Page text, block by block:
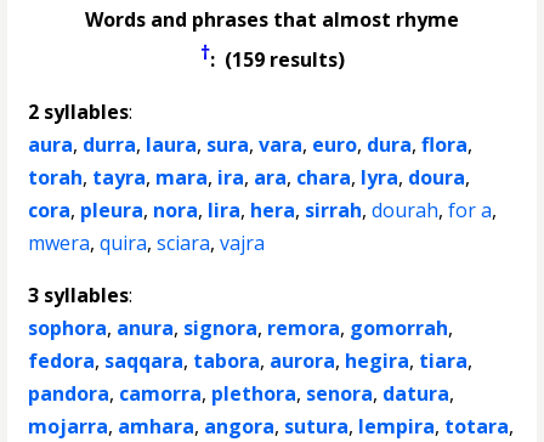
Words and phrases that almost rhyme
†: (159 results)
2 syllables:
aura, durra, laura, sura,vara, euro, dura,flora,
torah, tayra, mara, ira, ara, chara, lyra, doura,
cora, pleura, nora, lira, hera, sirrah,dourah,for a,
mwera,quira,sciara,vajra
3 syllables:
sophora, anura, signora, remora, gomorrah,
fedora, saqqara, tabora, aurora, hegira, tiara,
pandora, camorra, plethora, senora, datura,
mojarra, amhara, angora, sutura, lempira, totara,